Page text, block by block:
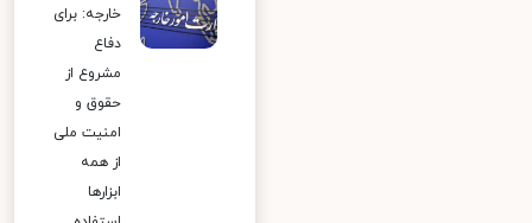
خارجه: برای
دفاع
مشروع از
حقوق و
امنیت ملی
از همه
ابزارها